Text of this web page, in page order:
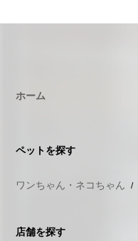
ホーム
ペットを探す
ワンちゃん・ネコちゃん
店舗を探す